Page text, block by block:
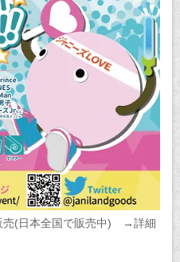
売(日本全国で販売中) →詳細